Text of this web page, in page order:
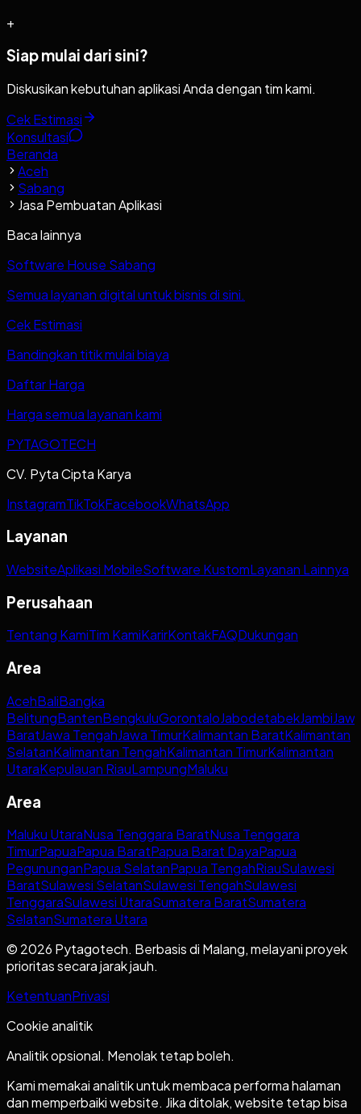
+
Siap mulai dari sini?
Diskusikan kebutuhan aplikasi Anda dengan tim kami.
Cek Estimasi
Konsultasi
Beranda
Aceh
Sabang
Jasa Pembuatan Aplikasi
Baca lainnya
Software House Sabang
Semua layanan digital untuk bisnis di sini.
Cek Estimasi
Bandingkan titik mulai biaya
Daftar Harga
Harga semua layanan kami
PYTAGOTECH
CV. Pyta Cipta Karya
InstagramTikTokFacebookWhatsApp
Layanan
WebsiteAplikasi MobileSoftware KustomLayanan Lainnya
Perusahaan
Tentang KamiTim KamiKarirKontakFAQDukungan
Area
AcehBaliBangka
BelitungBantenBengkuluGorontaloJabodetabekJambi
BaratJawa TengahJawa TimurKalimantan BaratKalimantan
SelatanKalimantan TengahKalimantan TimurKalimantan
UtaraKepulauan RiauLampungMaluku
Area
Maluku UtaraNusa Tenggara BaratNusa Tenggara
TimurPapuaPapua BaratPapua Barat DayaPapua
PegununganPapua SelatanPapua TengahRiauSulawesi
BaratSulawesi SelatanSulawesi TengahSulawesi
TenggaraSulawesi UtaraSumatera BaratSumatera
SelatanSumatera Utara
© 2026 Pytagotech. Berbasis di Malang, melayani proyek
prioritas secara jarak jauh.
KetentuanPrivasi
Cookie analitik
Analitik opsional. Menolak tetap boleh.
Kami memakai analitik untuk membaca performa halaman
dan memperbaiki website. Jika ditolak, website tetap bisa